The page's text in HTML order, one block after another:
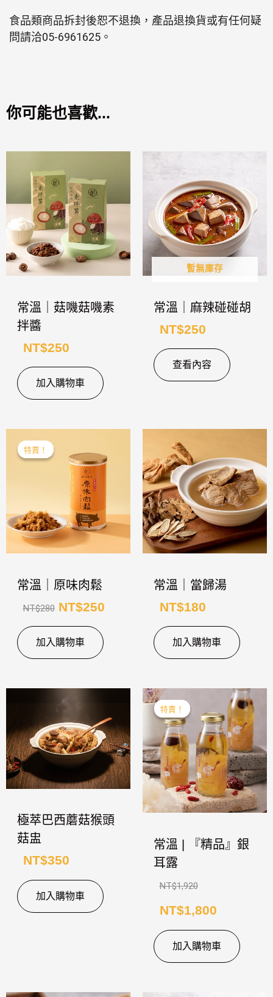
食品類商品拆封後恕不退換，產品退換貨或有任何疑
問請洽05-6961625。
你可能也喜歡...
常溫｜菇嘰菇嘰素
拌醬
NT$250
加入購物車
暫無庫存
常溫｜麻辣碰碰胡
NT$250
查看內容
特賣！
特賣！
常溫｜原味肉鬆
NT$280
始
價
格：
NT$280。
NT$250
前
格：
NT$250。
加入購物車
常溫｜當歸湯
NT$180
加入購物車
極萃巴西蘑菇猴頭
菇盅
NT$350
加入購物車
特賣！
特賣！
常溫 | 『精品』銀
耳露
NT$1,920
始
價
格：
NT$1,920。
NT$1,800
目
前
價
格：
加入購物車